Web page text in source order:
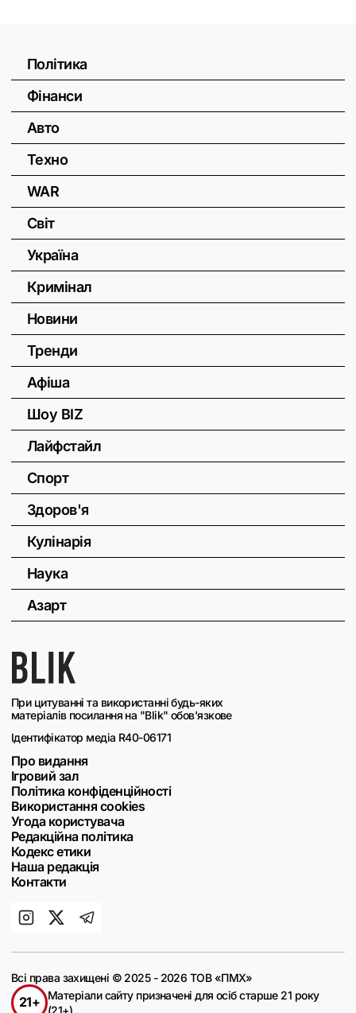
При цитуванні та використанні будь-яких
матеріалів посилання на "Blik" обов'язкове
Ідентифікатор медіа R40-06171
Про видання
Ігровий зал
Політика конфіденційності
Використання cookies
Угода користувача
Редакційна політика
Кодекс етики
Наша редакція
Контакти
Політика
Фінанси
Авто
Техно
WAR
Світ
Україна
Кримінал
Новини
Тренди
Афіша
Шоу BIZ
Лайфстайл
Спорт
Здоров'я
Кулінарія
Наука
Азарт
Всі права захищені © 2025 - 2026 ТОВ «ПМХ»
21+
Матеріали сайту призначені для осіб старше 21 року
(21+)